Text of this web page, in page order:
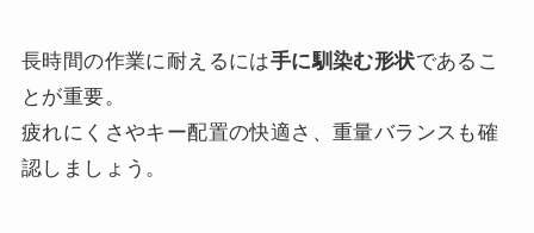
長時間の作業に耐えるには手に馴染む形状であるこ
とが重要。
疲れにくさやキー配置の快適さ、重量バランスも確
認しましょう。